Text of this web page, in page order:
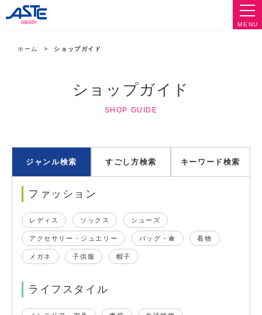
MENU
ホーム ショップガイド
ショップガイド
SHOP GUIDE
ジャンル検索 すごし方検索 キーワード検索
ファッション
レディス ソックス シューズ
アクセサリー・ジュエリー バッグ・傘 着物
メガネ 子供服 帽子
ライフスタイル